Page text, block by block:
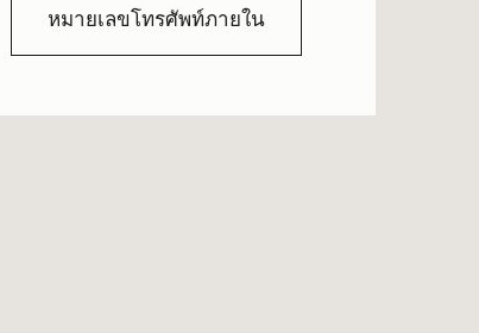
หมายเลขโทรศัพท์ภายใน